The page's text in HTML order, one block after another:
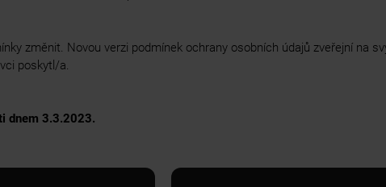
změnit. Novou verzi podmínek ochrany osobních údajů zveřejní na
poskytl/a.
dnem 3.3.2023.